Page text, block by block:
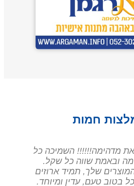
חמות
הגיעה החבילה תודה רבה על
המתנה איזה כיףףףף מקסים